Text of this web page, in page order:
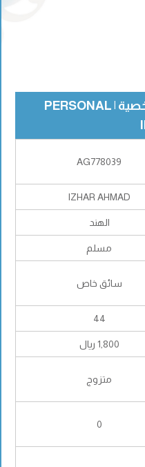
المعلومات الشخصية | PERSONAL
AG778039
IZHAR AHMAD
الهند
مسلم
سائق خاص
44
1,800 ريال
متزوج
0